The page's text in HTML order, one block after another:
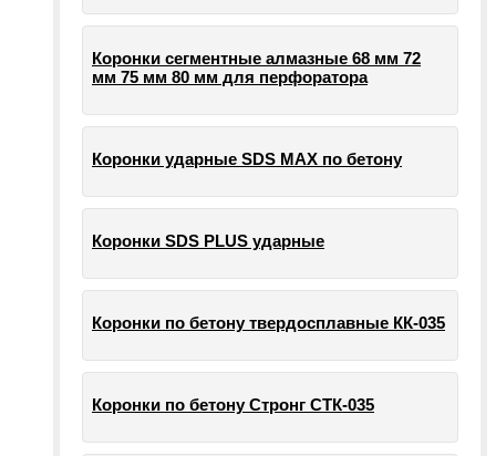
Коронки сегментные алмазные 68 мм 72
мм 75 мм 80 мм для перфоратора
Коронки ударные SDS MAX по бетону
Коронки SDS PLUS ударные
Коронки по бетону твердосплавные КК-035
Коронки по бетону Стронг СТК-035